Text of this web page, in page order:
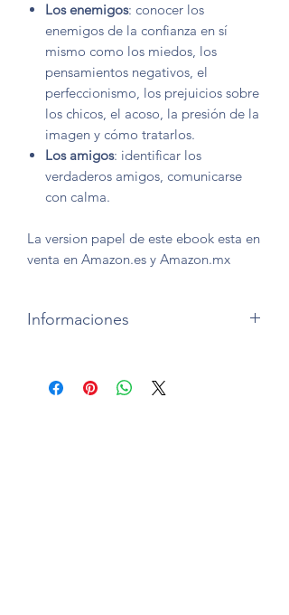
Los enemigos: conocer los
enemigos de la confianza en sí
mismo como los miedos, los
pensamientos negativos, el
perfeccionismo, los prejuicios sobre
los chicos, el acoso, la presión de la
imagen y cómo tratarlos.
Los amigos: identificar los
verdaderos amigos, comunicarse
con calma.
La version papel de este ebook esta en
venta en Amazon.es y Amazon.mx
Informaciones
negro o colores.
La version papel de este ebook esta en